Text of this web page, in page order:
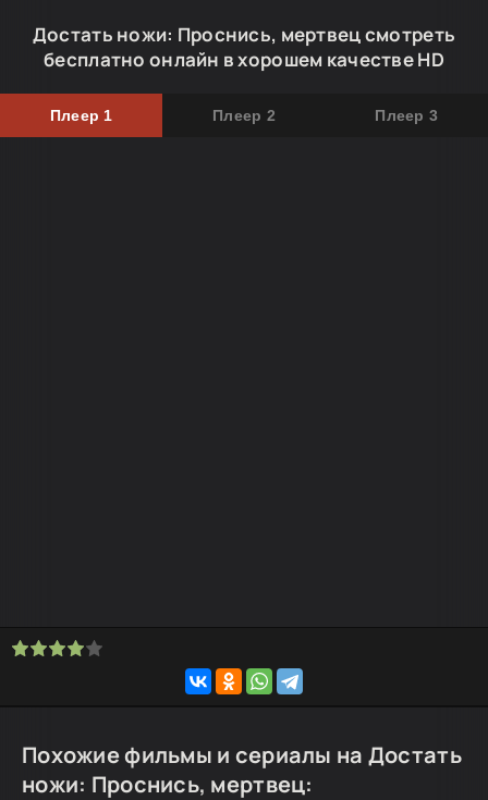
Достать ножи: Проснись, мертвец смотреть
бесплатно онлайн в хорошем качестве HD
Плеер 1 Плеер 2 Плеер 3
Похожие фильмы и сериалы на Достать
ножи: Проснись, мертвец: